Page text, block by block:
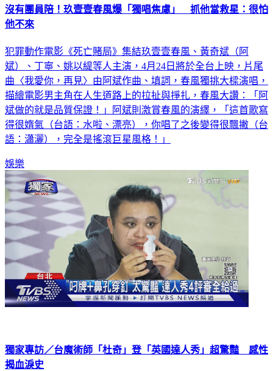
沒有團員陪！玖壹壹春風爆「獨唱焦慮」 抓他當救星：很怕
他不來
犯罪動作電影《死亡賭局》集結玖壹壹春風、黃奇斌（阿
斌）、丁寧、姚以緹等人主演，4月24日將於全台上映，片尾
曲〈我愛你，再見〉由阿斌作曲、填詞，春風獨挑大樑演唱，
描繪電影男主角在人生道路上的拉扯與掙扎，春風大讚：「阿
斌做的就是品質保證！」阿斌則激賞春風的演繹，「這首歌寫
得很媠氣（台語：水啦、漂亮），你唱了之後變得很飄撇（台
語：瀟灑），完全是搖滾巨星風格！」
娛樂
獨家專訪／台魔術師「杜奇」登「英國達人秀」超驚豔 感性
揭血淚史